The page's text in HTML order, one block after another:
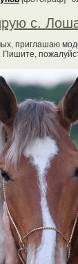
с.
приглашаю